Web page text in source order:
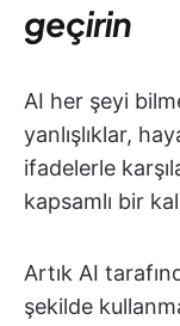
geçirin
AI her şeyi
yanlışlıklar,
ifadelerle
kapsamlı bir
Artık AI
şekilde